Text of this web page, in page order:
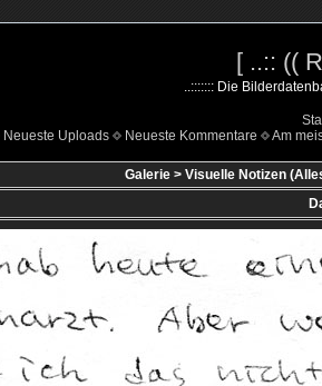
[ ..:: ((
..::::::: Die
Neueste Uploads Neueste Kommentare Am
Galerie> Visuelle Notizen